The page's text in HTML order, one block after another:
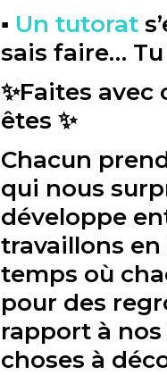
▪️ Un tutorat
sais faire…
✨Faites avec
êtes ✨
Chacun
qui nous
développe
travaillons
temps où
pour des
rapport à
choses à